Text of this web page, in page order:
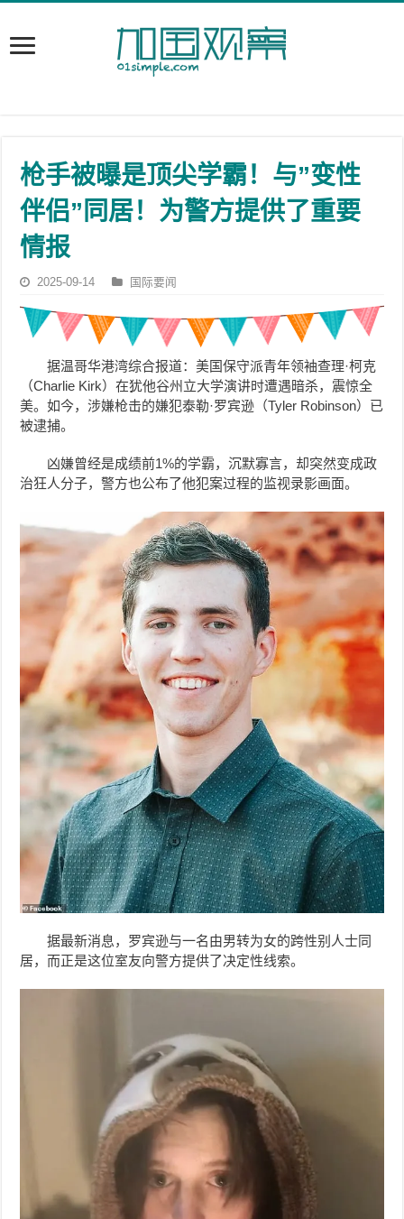
枪手被曝是顶尖学霸！与”变性
伴侣”同居！为警方提供了重要
情报
2025-09-14 国际要闻
据温哥华港湾综合报道：美国保守派青年领袖查理·柯克
（Charlie Kirk）在犹他谷州立大学演讲时遭遇暗杀，震惊全
美。如今，涉嫌枪击的嫌犯泰勒·罗宾逊（Tyler Robinson）已
被逮捕。
凶嫌曾经是成绩前1%的学霸，沉默寡言，却突然变成政
治狂人分子，警方也公布了他犯案过程的监视录影画面。
据最新消息，罗宾逊与一名由男转为女的跨性别人士同
居，而正是这位室友向警方提供了决定性线索。